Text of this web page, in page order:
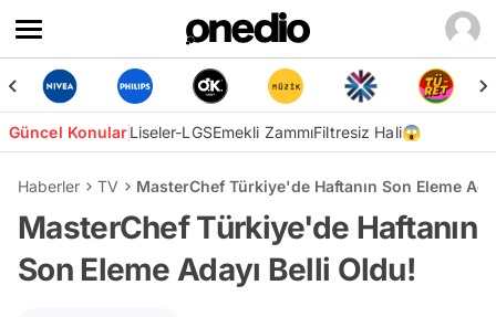
Güncel KonularLiseler-LGSEmekli ZammıFiltresiz Hali😱
Haberler TV MasterChef Türkiye'de Haftanın Son Eleme
MasterChef Türkiye'de Haftanın
Son Eleme Adayı Belli Oldu!